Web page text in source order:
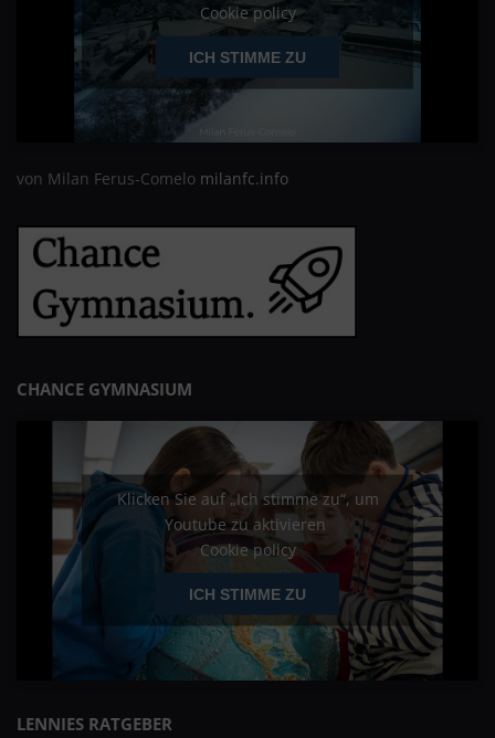
Cookie policy
ICH STIMME ZU
von Milan Ferus-Comelo milanfc.info
CHANCE GYMNASIUM
Klicken Sie auf „Ich stimme zu“, um
Youtube zu aktivieren
Cookie policy
ICH STIMME ZU
LENNIES RATGEBER